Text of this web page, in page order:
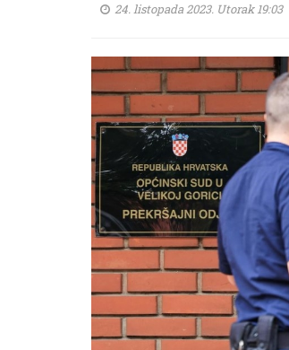
24. listopada 2023. Utorak 19:03